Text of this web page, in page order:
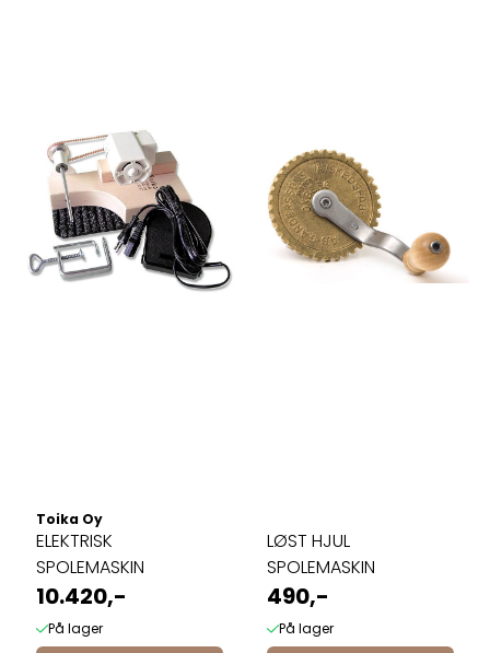
Toika Oy
ELEKTRISK
SPOLEMASKIN
10.420,-
På lager
LØST HJUL
SPOLEMASKIN
490,-
På lager